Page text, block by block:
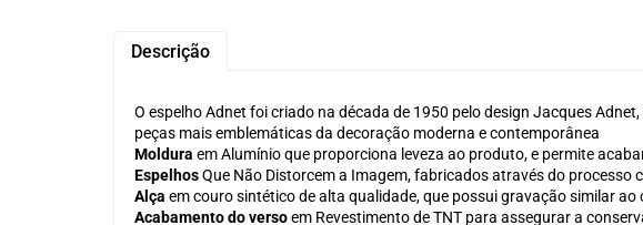
Descrição
O espelho Adnet foi criado na década de 1950 pelo design Jacques
peças mais emblemáticas da decoração moderna e contemporânea
Moldura em Alumínio que proporciona leveza ao produto, e permite
EspelhosQue Não Distorcem a Imagem, fabricados através do processo
Alça em couro sintético de alta qualidade, que possui gravação similar
Acabamento do versoem Revestimento de TNT para assegurar a